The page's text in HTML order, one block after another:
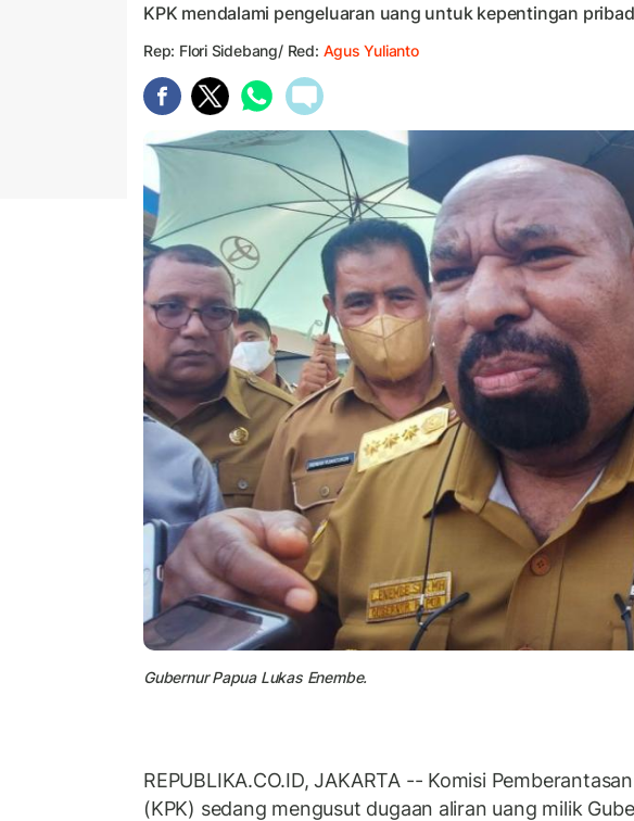
KPK mendalami pengeluaran uang untuk kepentingan
Rep: Flori Sidebang/ Red: Agus Yulianto
Gubernur Papua Lukas Enembe.
REPUBLIKA.CO.ID, JAKARTA -- Komisi
(KPK) sedang mengusut dugaan aliran uang milik